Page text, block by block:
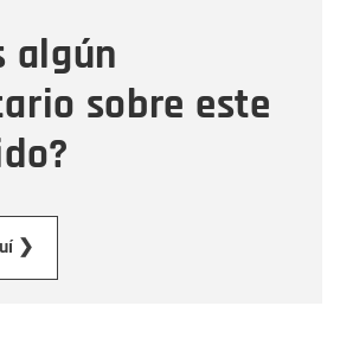
algún
sobre este
❯